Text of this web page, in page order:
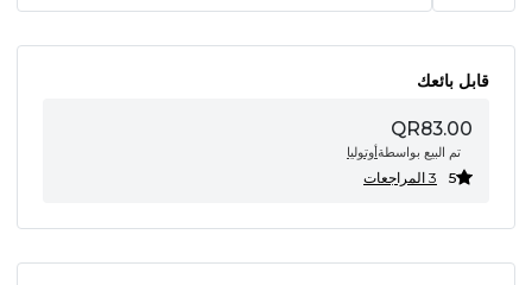
قابل بائعك
QR83.00
تم البيع بواسطةأوتوليا
5 3 المراجعات